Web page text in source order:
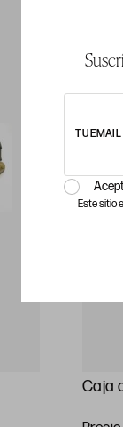
TU EMAIL
Este sitio
Caja